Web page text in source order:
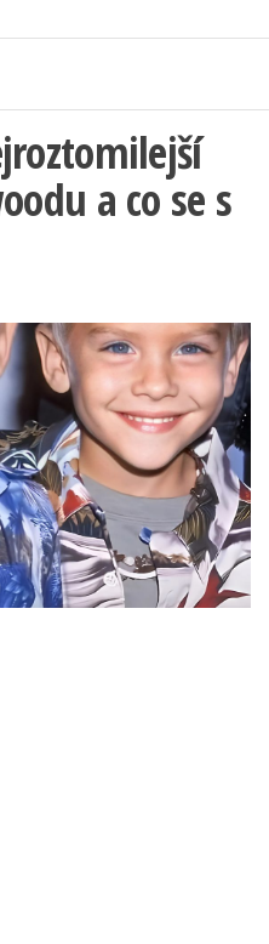
a co se s